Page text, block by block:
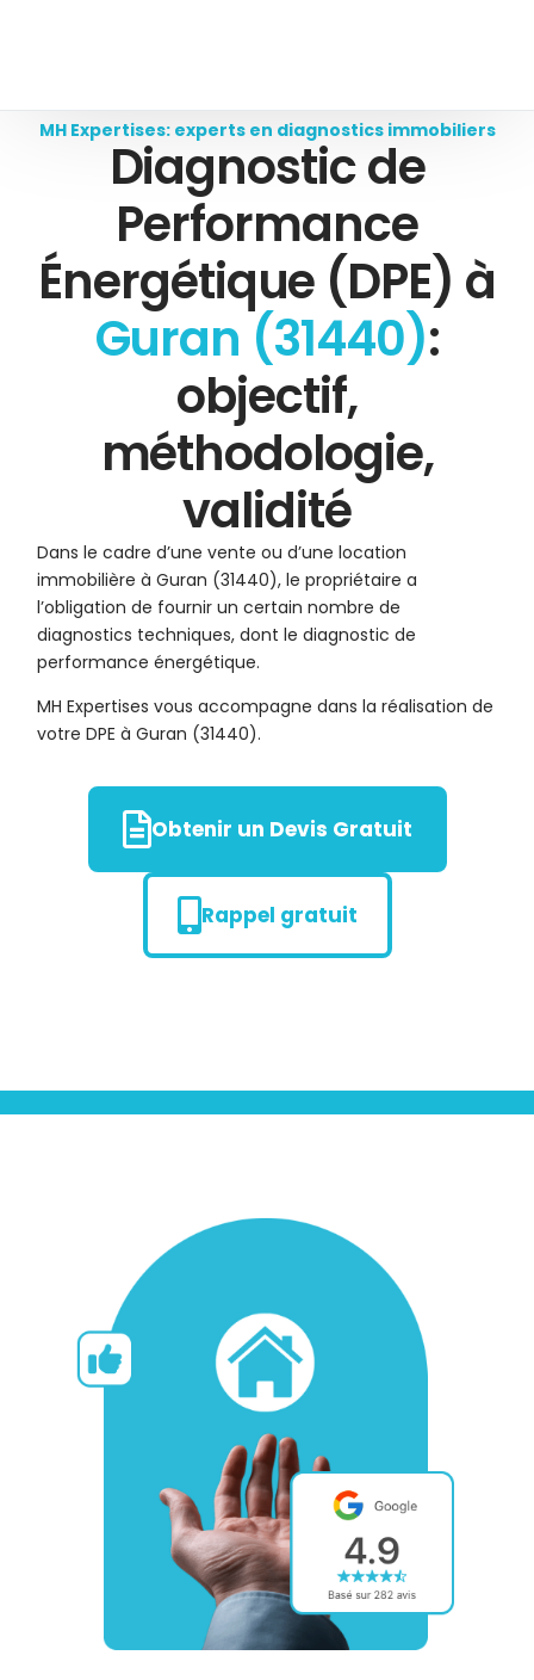
MH Expertises: experts en diagnostics immobiliers
Diagnostic de
Performance
Énergétique (DPE) à
Guran (31440):
objectif,
méthodologie,
validité
Dans le cadre d’une vente ou d’une location
immobilière à Guran (31440), le propriétaire a
l’obligation de fournir un certain nombre de
diagnostics techniques, dont le diagnostic de
performance énergétique.
MH Expertises vous accompagne dans la réalisation de
votre DPE à Guran (31440).
Obtenir un Devis Gratuit
Rappel gratuit